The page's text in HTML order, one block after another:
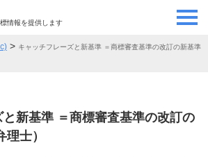
情報を提供します
情報提供者
> キャッチフレーズと新基準 ＝商標審査基準の改訂の新基準
新基準 ＝商標審査基準の改訂の
士）